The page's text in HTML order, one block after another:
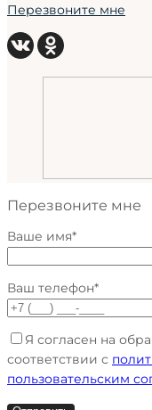
Перезвоните мне
Перезвоните мне
Ваше имя*
Ваш телефон*
Я согласен на
соответствии с
пользовательским